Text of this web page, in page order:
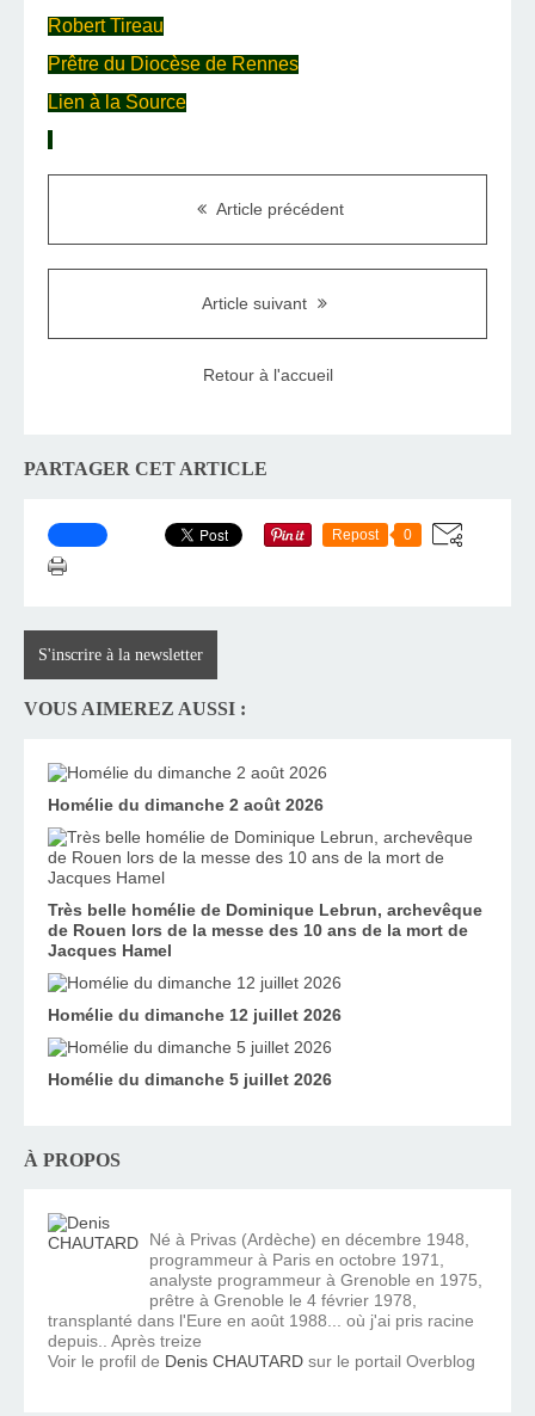
Robert Tireau
Prêtre du Diocèse de Rennes
Lien à la Source
Article précédent
Article suivant
Retour à l'accueil
PARTAGER CET ARTICLE
Repost 0
S'inscrire à la newsletter
VOUS AIMEREZ AUSSI :
Homélie du dimanche 2 août 2026
Très belle homélie de Dominique Lebrun, archevêque
de Rouen lors de la messe des 10 ans de la mort de
Jacques Hamel
Homélie du dimanche 12 juillet 2026
Homélie du dimanche 5 juillet 2026
À PROPOS
Né à Privas (Ardèche) en décembre 1948,
programmeur à Paris en octobre 1971,
analyste programmeur à Grenoble en 1975,
prêtre à Grenoble le 4 février 1978,
transplanté dans l'Eure en août 1988... où j'ai pris racine
depuis.. Après treize
Voir le profil de Denis CHAUTARD sur le portail Overblog